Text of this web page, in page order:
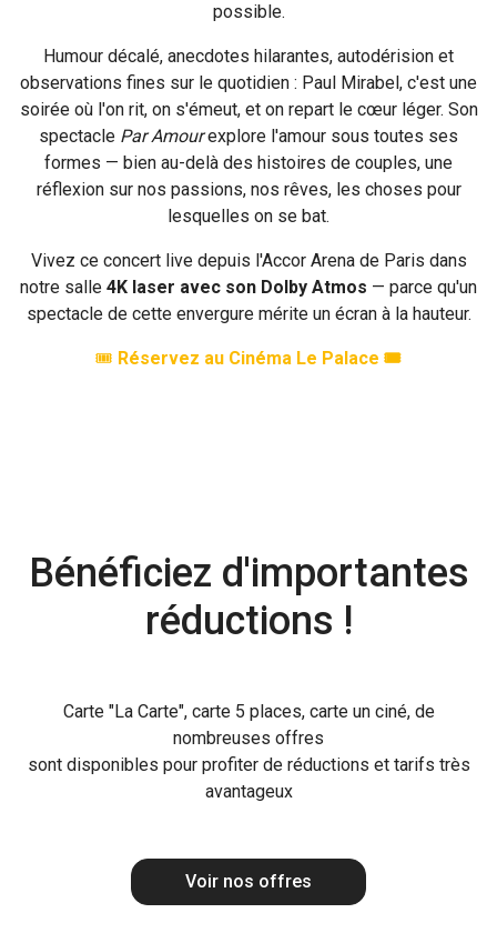
possible.
Humour décalé, anecdotes hilarantes, autodérision et
observations fines sur le quotidien : Paul Mirabel, c'est une
soirée où l'on rit, on s'émeut, et on repart le cœur léger. Son
spectacle Par Amourexplore l'amour sous toutes ses
formes — bien au-delà des histoires de couples, une
réflexion sur nos passions, nos rêves, les choses pour
lesquelles on se bat.
Vivez ce concert live depuis l'Accor Arena de Paris dans
notre salle 4K laser avec son Dolby Atmos — parce qu'un
spectacle de cette envergure mérite un écran à la hauteur.
🎟️ Réservez au Cinéma Le Palace 🎟️
Bénéficiez d'importantes
réductions !
Carte "La Carte", carte 5 places, carte un ciné, de
nombreuses offres
sont disponibles pour profiter de réductions et tarifs très
avantageux
Voir nos offres